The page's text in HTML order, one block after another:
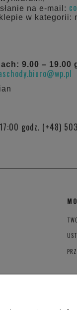
na e-mail:
w kategorii:
9.00 – 19.00
godz. (+48)